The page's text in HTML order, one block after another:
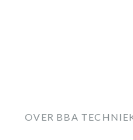
OVER BBA